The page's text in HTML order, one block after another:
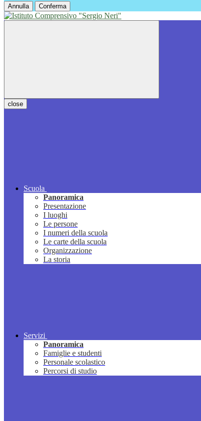
Annulla Conferma
close
Scuola
Panoramica
Presentazione
I luoghi
Le persone
I numeri della scuola
Le carte della scuola
Organizzazione
La storia
Servizi
Panoramica
Famiglie e studenti
Personale scolastico
Percorsi di studio